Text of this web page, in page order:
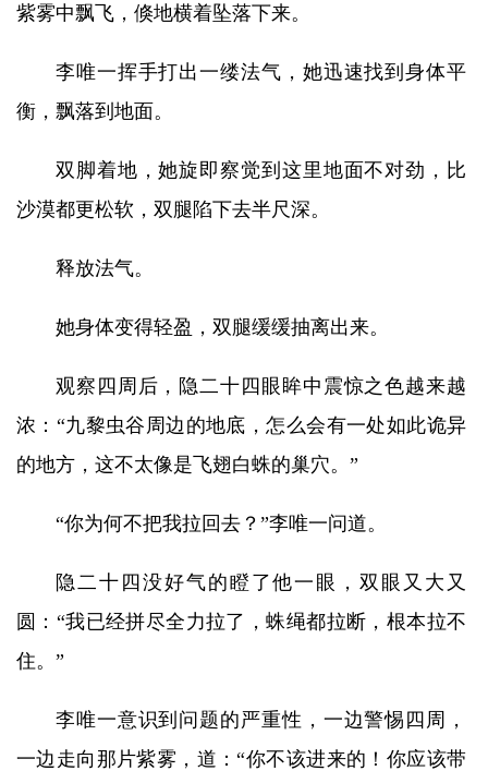
紫雾中飘飞，倏地横着坠落下来。
李唯一挥手打出一缕法气，她迅速找到身体平
衡，飘落到地面。
双脚着地，她旋即察觉到这里地面不对劲，比
沙漠都更松软，双腿陷下去半尺深。
释放法气。
她身体变得轻盈，双腿缓缓抽离出来。
观察四周后，隐二十四眼眸中震惊之色越来越
浓：“九黎虫谷周边的地底，怎么会有一处如此诡异
的地方，这不太像是飞翅白蛛的巢穴。”
“你为何不把我拉回去？”李唯一问道。
隐二十四没好气的瞪了他一眼，双眼又大又
圆：“我已经拼尽全力拉了，蛛绳都拉断，根本拉不
住。”
李唯一意识到问题的严重性，一边警惕四周，
一边走向那片紫雾，道：“你不该进来的！你应该带